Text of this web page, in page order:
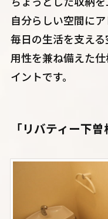
自分らしい空間にア
毎日の生活を支え
用性を兼ね備えた
イントです。
「リバティー下